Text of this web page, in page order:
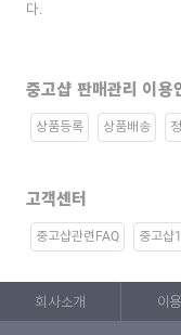
다.
중고샵 판매관리 이용
상품등록 상품배송
고객센터
중고샵관련FAQ 중고샵
회사소개 이